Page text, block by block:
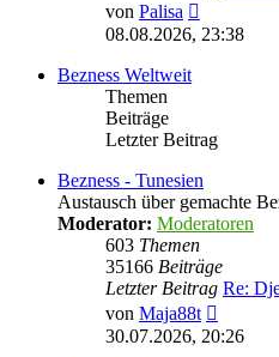
von Palisa
Beitrag
08.08.2026, 23:38
Bezness Weltweit
Themen
Beiträge
Letzter Beitrag
Bezness - Tunesien
Austausch über gemachte
Moderator: Moderatoren
603 Themen
35166 Beiträge
Letzter Beitrag Re:
von Maja88t
Beitrag
30.07.2026, 20:26